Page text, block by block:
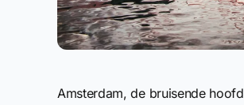
Amsterdam, de bruisende